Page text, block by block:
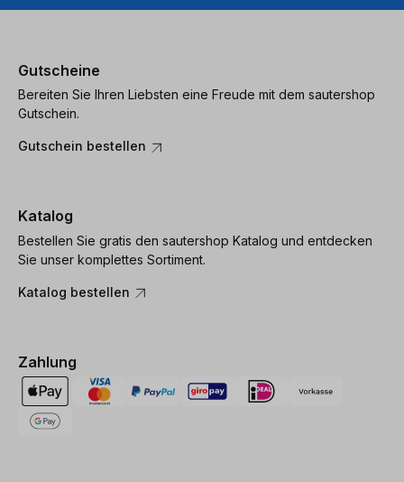
Gutscheine
Bereiten Sie Ihren Liebsten eine Freude mit dem sautershop
Gutschein.
Gutschein bestellen
Katalog
Bestellen Sie gratis den sautershop Katalog und entdecken
Sie unser komplettes Sortiment.
Katalog bestellen
Zahlung